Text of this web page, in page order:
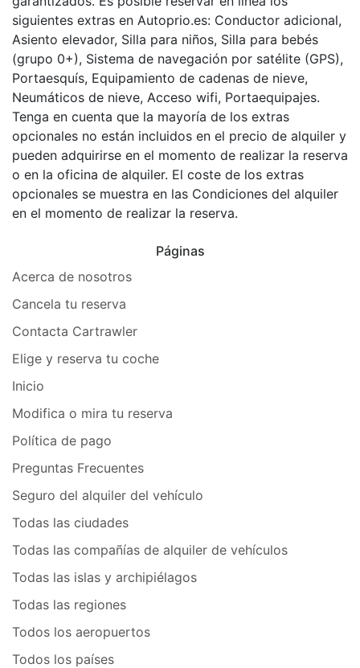
siguientes extras en Autoprio.es: Conductor adicional,
Asiento elevador, Silla para niños, Silla para bebés
(grupo 0+), Sistema de navegación por satélite (GPS),
Portaesquís, Equipamiento de cadenas de nieve,
Neumáticos de nieve, Acceso wifi, Portaequipajes.
Tenga en cuenta que la mayoría de los extras
opcionales no están incluidos en el precio de alquiler y
pueden adquirirse en el momento de realizar la reserva
o en la oficina de alquiler. El coste de los extras
opcionales se muestra en las Condiciones del alquiler
en el momento de realizar la reserva.
Páginas
Acerca de nosotros
Cancela tu reserva
Contacta Cartrawler
Elige y reserva tu coche
Inicio
Modifica o mira tu reserva
Política de pago
Preguntas Frecuentes
Seguro del alquiler del vehículo
Todas las ciudades
Todas las compañías de alquiler de vehículos
Todas las islas y archipiélagos
Todas las regiones
Todos los aeropuertos
Todos los países